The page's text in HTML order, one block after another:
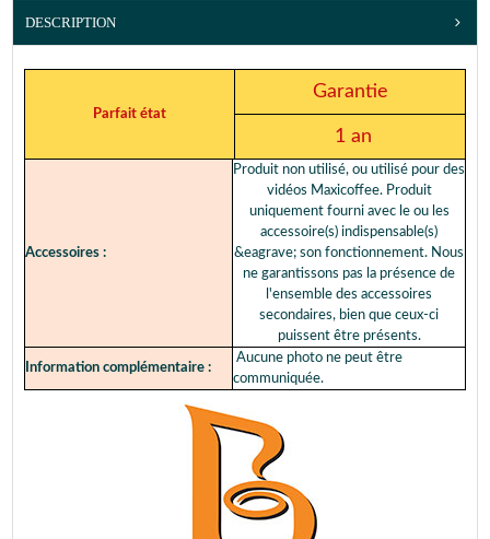
DESCRIPTION
Parfait état
Garantie
1 an
Accessoires :
Produit non utilisé, ou utilisé pour des
vidéos Maxicoffee. Produit
uniquement fourni avec le ou les
accessoire(s) indispensable(s)
&eagrave; son fonctionnement. Nous
ne garantissons pas la présence de
l'ensemble des accessoires
secondaires, bien que ceux-ci
puissent être présents.
Information complémentaire :
Aucune photo ne peut être
communiquée.